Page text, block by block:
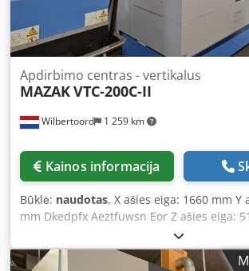
Wilbertoord 1 259 km
Apdirbimo centras - vertikalus
MAZAKVTC-200C-II
Kainos informacija
Būklė: naudotas, X ašies eiga: 1660 mm Y
mm Dkedpfx Aeztfuwsn Eor Z ašies eiga:
sistema: Mazatrol 640M Įrankių padėčių